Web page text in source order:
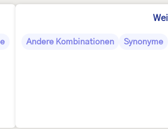
Andere Kombinationen Synonyme